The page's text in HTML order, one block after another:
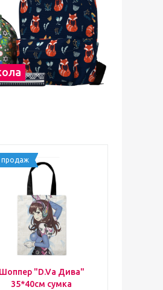
Шоппер "D.Va Дива"
35*40см сумка